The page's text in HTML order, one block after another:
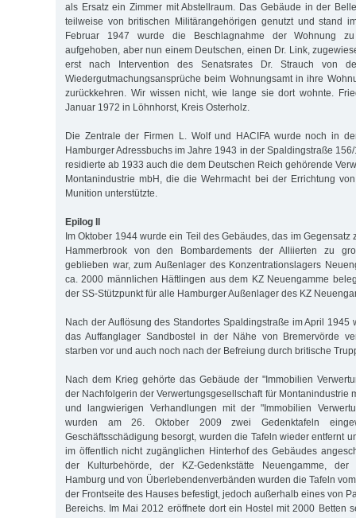
als Ersatz ein Zimmer mit Abstellraum. Das Gebäude in der
teilweise von britischen Militärangehörigen genutzt und stand
Februar 1947 wurde die Beschlagnahme der Wohnung
aufgehoben, aber nun einem Deutschen, einen Dr. Link,
erst nach Intervention des Senatsrates Dr. Strauch von
Wiedergutmachungsansprüche beim Wohnungsamt in ihre
zurückkehren. Wir wissen nicht, wie lange sie dort wohnte.
Januar 1972 in Löhnhorst, Kreis Osterholz.
Die Zentrale der Firmen L. Wolf und HACIFA wurde noch in
Hamburger Adressbuchs im Jahre 1943 in der Spaldingstraße
residierte ab 1933 auch die dem Deutschen Reich gehörende
Montanindustrie mbH, die die Wehrmacht bei der Errichtung
Munition unterstützte.
Epilog II
Im Oktober 1944 wurde ein Teil des Gebäudes, das im Gegensatz
Hammerbrook von den Bombardements der Alliierten zu
geblieben war, zum Außenlager des Konzentrationslagers
ca. 2000 männlichen Häftlingen aus dem KZ Neuengamme
der SS-Stützpunkt für alle Hamburger Außenlager des KZ
Nach der Auflösung des Standortes Spaldingstraße im April 1945
das Auffanglager Sandbostel in der Nähe von Bremervörde
starben vor und auch noch nach der Befreiung durch britische
Nach dem Krieg gehörte das Gebäude der "Immobilien
der Nachfolgerin der Verwertungsgesellschaft für Montanindustrie
und langwierigen Verhandlungen mit der "Immobilien
wurden am 26. Oktober 2009 zwei Gedenktafeln
Geschäftsschädigung besorgt, wurden die Tafeln wieder entfernt
im öffentlich nicht zugänglichen Hinterhof des Gebäudes
der Kulturbehörde, der KZ-Gedenkstätte Neuengamme, der
Hamburg und von Überlebendenverbänden wurden die Tafeln
der Frontseite des Hauses befestigt, jedoch außerhalb eines von
Bereichs. Im Mai 2012 eröffnete dort ein Hostel mit 2000 Betten